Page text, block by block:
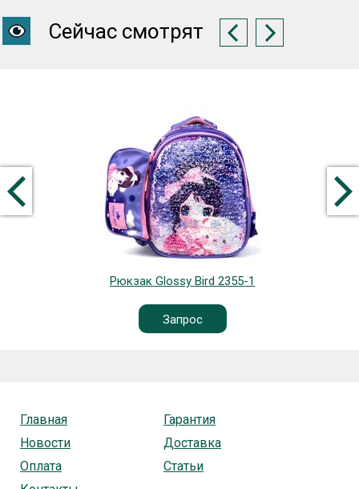
Сейчас смотрят
Рюкзак Glossy Bird 2355-1
Запрос
Главная
Гарантия
Новости
Доставка
Оплата
Статьи